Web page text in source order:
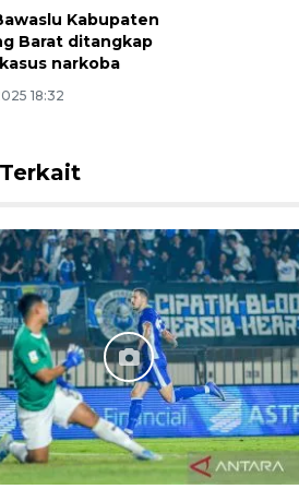
Kabupaten
Barat ditangkap
narkoba
18:32